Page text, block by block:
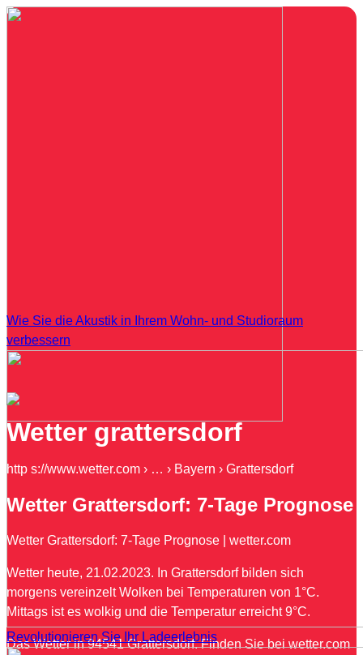
Wie Sie die Akustik in Ihrem Wohn- und Studioraum
verbessern
Revolutionieren Sie Ihr Ladeerlebnis
Wetter grattersdorf
http s://www.wetter.com › … › Bayern › Grattersdorf
Wetter Grattersdorf: 7-Tage Prognose
Wetter Grattersdorf: 7-Tage Prognose | wetter.com
Wetter heute, 21.02.2023. In Grattersdorf bilden sich
morgens vereinzelt Wolken bei Temperaturen von 1°C.
Mittags ist es wolkig und die Temperatur erreicht 9°C.
Das Wetter in 94541 Grattersdorf. Finden Sie bei wetter.com